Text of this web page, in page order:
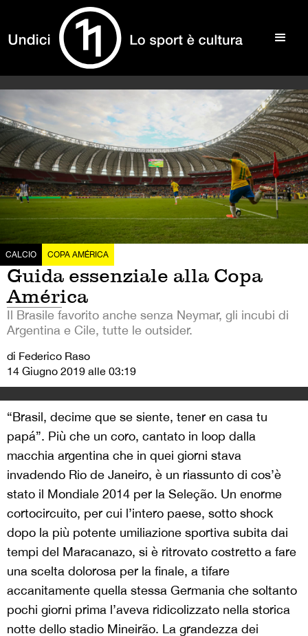
CALCIO COPA AMÉRICA
Guida essenziale alla Copa
América
Il Brasile favorito anche senza Neymar, gli incubi di
Argentina e Cile, tutte le outsider.
di Federico Raso
14 Giugno 2019 alle 03:19
“Brasil, decime que se siente, tener en casa tu
papá”. Più che un coro, cantato in loop dalla
macchia argentina che in quei giorni stava
invadendo Rio de Janeiro, è un riassunto di cos’è
stato il Mondiale 2014 per la Seleção. Un enorme
cortocircuito, per cui l’intero paese, sotto shock
dopo la più potente umiliazione sportiva subita dai
tempi del Maracanazo, si è ritrovato costretto a fare
una scelta dolorosa per la finale, a tifare
accanitamente quella stessa Germania che soltanto
pochi giorni prima l’aveva ridicolizzato nella storica
notte dello stadio Mineirão. La grandezza dei